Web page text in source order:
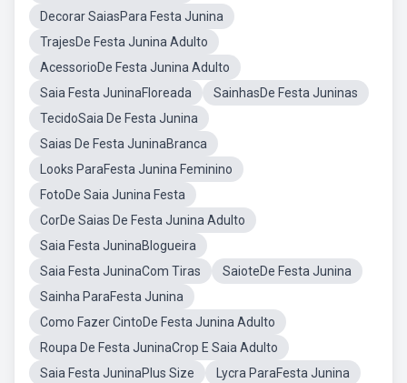
Decorar SaiasPara Festa Junina
TrajesDe Festa Junina Adulto
AcessorioDe Festa Junina Adulto
Saia Festa JuninaFloreada
SainhasDe Festa Juninas
TecidoSaia De Festa Junina
Saias De Festa JuninaBranca
Looks ParaFesta Junina Feminino
FotoDe Saia Junina Festa
CorDe Saias De Festa Junina Adulto
Saia Festa JuninaBlogueira
Saia Festa JuninaCom Tiras
SaioteDe Festa Junina
Sainha ParaFesta Junina
Como Fazer CintoDe Festa Junina Adulto
Roupa De Festa JuninaCrop E Saia Adulto
Saia Festa JuninaPlus Size
Lycra ParaFesta Junina